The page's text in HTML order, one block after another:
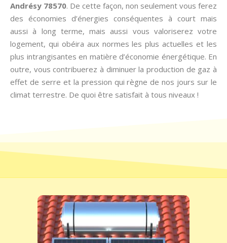
Andrésy 78570. De cette façon, non seulement vous ferez
des économies d’énergies conséquentes à court mais
aussi à long terme, mais aussi vous valoriserez votre
logement, qui obéira aux normes les plus actuelles et les
plus intrangisantes en matière d’économie énergétique. En
outre, vous contribuerez à diminuer la production de gaz à
effet de serre et la pression qui règne de nos jours sur le
climat terrestre. De quoi être satisfait à tous niveaux !